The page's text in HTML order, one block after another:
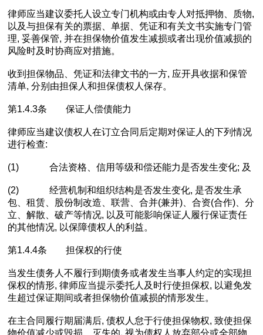
律师应当建议委托人设立专门机构或由专人对抵押物、质物,
以及与担保有关的票据、单据、凭证和有关文书实施专门管
理, 妥善保管, 并在担保物价值发生减损或者出现价值减损的
风险时及时协商应对措施。
收到担保物品、凭证和法律文书的一方, 应开具收据和保管
清单, 分别由担保人和担保债权人保存。
第1.4.3条 保证人偿债能力
律师应当建议债权人在订立合同后定期对保证人的下列情况
进行检查:
(1) 合法资格、信用等级和偿还能力是否发生变化; 及
(2) 经营机制和组织结构是否发生变化, 是否发生承
包、租赁、股份制改造、联营、合并(兼并)、合资(合作)、分
立、解散、破产等情况, 以及可能影响保证人履行保证责任
的其他情况, 以保障债权人的利益。
第1.4.4条 担保权的行使
当发生债务人不履行到期债务或者发生当事人约定的实现担
保权的情形, 律师应当提示委托人及时行使担保权, 以避免发
生超过保证期间或者担保物价值减损的情形发生。
在主合同履行期届满后, 债权人怠于行使担保物权, 致使担保
物价值减少或毁损、灭失的, 视为债权人放弃部分或全部物